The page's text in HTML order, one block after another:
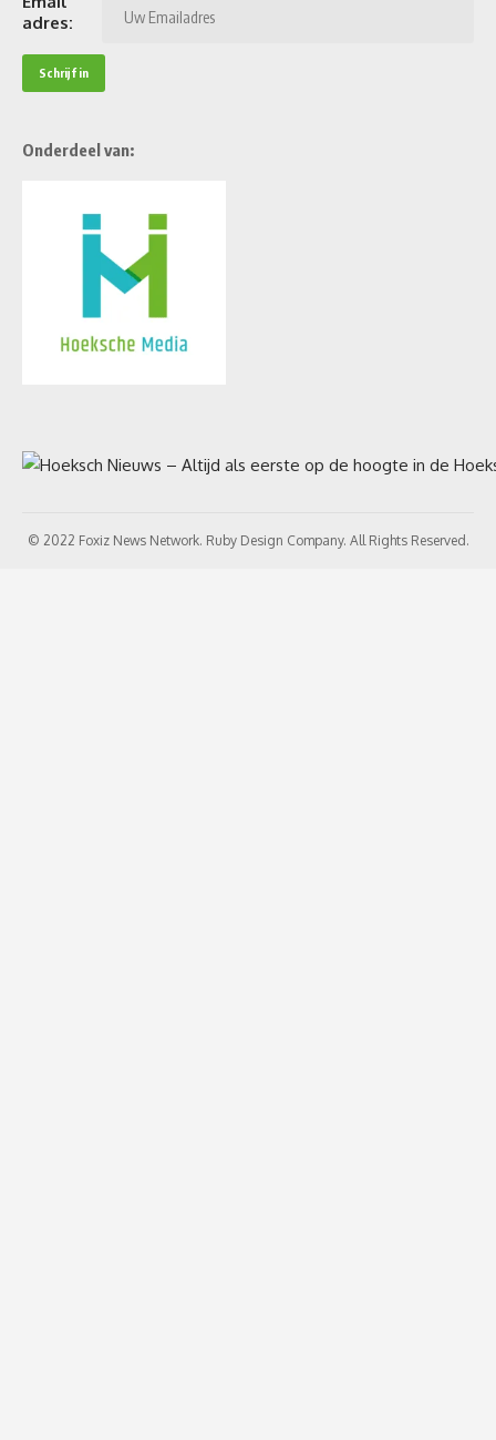
adres:
Onderdeel van:
© 2022 Foxiz News Network. Ruby Design Company. All Rights Reserved.